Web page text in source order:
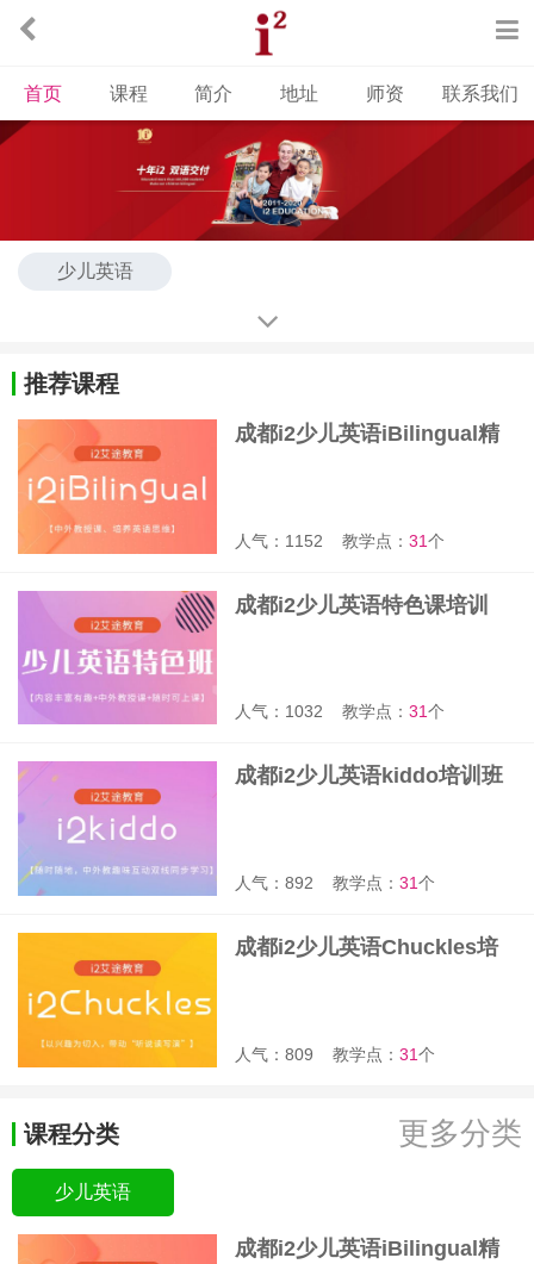
首页 课程 简介 地址 师资 联系我们
少儿英语
推荐课程
成都i2少儿英语iBilingual精
人气：1152 教学点：31个
成都i2少儿英语特色课培训
人气：1032 教学点：31个
成都i2少儿英语kiddo培训班
人气：892 教学点：31个
成都i2少儿英语Chuckles培
人气：809 教学点：31个
课程分类 更多分类
少儿英语
成都i2少儿英语iBilingual精